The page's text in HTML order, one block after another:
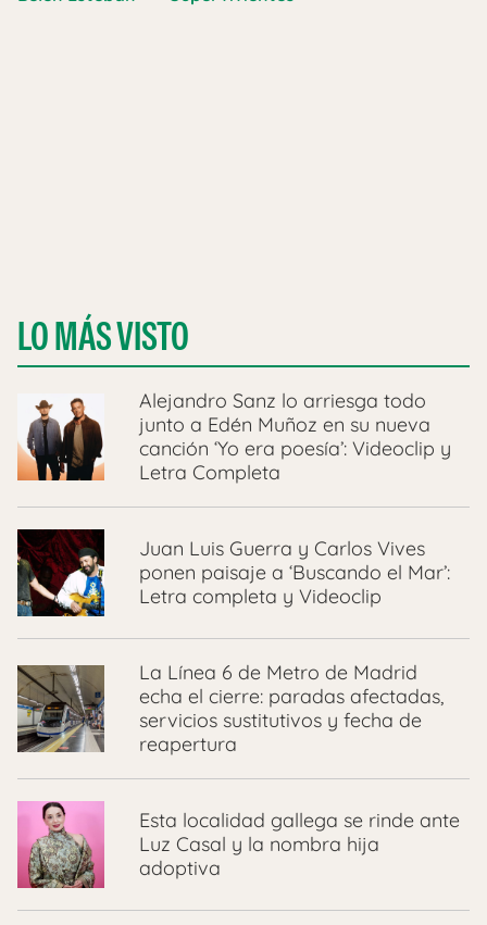
LO MÁS VISTO
Alejandro Sanz lo arriesga todo
junto a Edén Muñoz en su nueva
canción ‘Yo era poesía’: Videoclip y
Letra Completa
Juan Luis Guerra y Carlos Vives
ponen paisaje a ‘Buscando el Mar’:
Letra completa y Videoclip
La Línea 6 de Metro de Madrid
echa el cierre: paradas afectadas,
servicios sustitutivos y fecha de
reapertura
Esta localidad gallega se rinde ante
Luz Casal y la nombra hija
adoptiva